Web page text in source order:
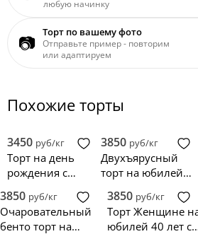
любую начинку
📷 Торт по вашему фото
Отправьте пример - повторим
или адаптируем
Похожие торты
3450 руб/кг
Торт на день
рождения с
надписью
3850 руб/кг
Двухъярусный
торт на юбилей
3850 руб/кг
Очаровательный
бенто торт на
3850 руб/кг
Торт Женщине
юбилей 40 лет с